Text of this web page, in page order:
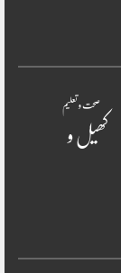
صحت و تعلیم
کھیل و